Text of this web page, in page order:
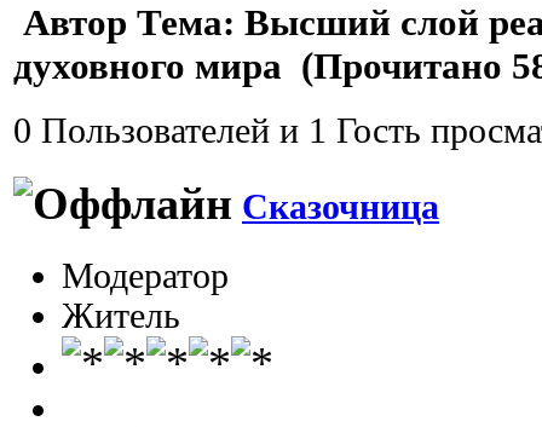
Автор Тема: Высший слой
духовного мира (Прочитано
0 Пользователей и 1 Гость
Сказочница
Модератор
Житель